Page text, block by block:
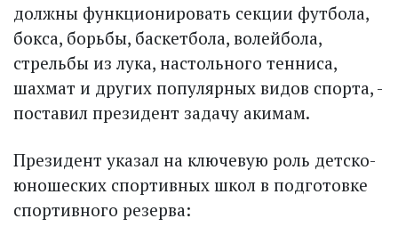
должны функционировать секции футбола,
бокса, борьбы, баскетбола, волейбола,
стрельбы из лука, настольного тенниса,
шахмат и других популярных видов спорта, -
поставил президент задачу акимам.
Президент указал на ключевую роль детско-
юношеских спортивных школ в подготовке
спортивного резерва: